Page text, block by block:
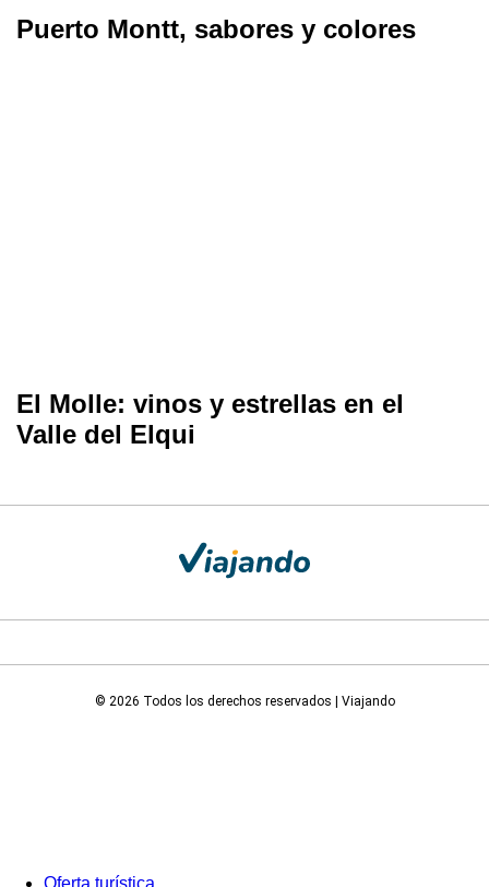
Puerto Montt, sabores y colores
El Molle: vinos y estrellas en el
Valle del Elqui
© 2026 Todos los derechos reservados | Viajando
Oferta turística